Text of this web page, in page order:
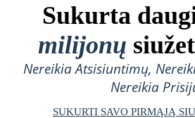
Sukurta
milijonų
Nereikia Atsisiuntimų,
Nereikia
SUKURTI SAVO PIRMĄJĄ